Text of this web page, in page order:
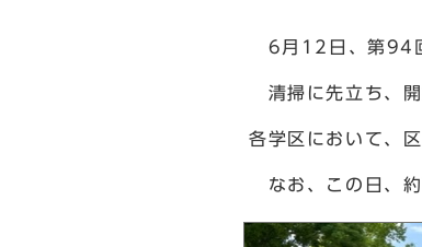
6月12日、第94回
清掃に先立ち、開
各学区において、
なお、この日、約